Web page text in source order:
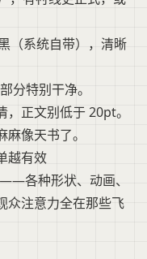
（系统自带），清晰
分特别干净。
正文别低于 20pt。
像天书了。
越有效
各种形状、动画、
众注意力全在那些飞